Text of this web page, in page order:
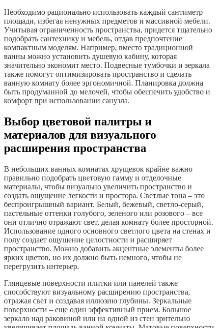
Необходимо рационально использовать каждый сантиметр
площади, избегая ненужных предметов и массивной мебели.
Учитывая ограниченность пространства, придется тщательно
подобрать сантехнику и мебель, отдав предпочтение
компактным моделям. Например, вместо традиционной
ванны можно установить душевую кабину, которая
значительно экономит место. Подвесные тумбочки и зеркала
также помогут оптимизировать пространство и сделать
ванную комнату более эргономичной. Планировка должна
быть продуманной до мелочей, чтобы обеспечить удобство и
комфорт при использовании санузла.
Выбор цветовой палитры и
материалов для визуального
расширения пространства
В небольших ванных комнатах хрущевок крайне важно
правильно подобрать цветовую гамму и отделочные
материалы, чтобы визуально увеличить пространство и
создать ощущение легкости и простора. Светлые тона – это
беспроигрышный вариант. Белый, бежевый, светло-серый,
пастельные оттенки голубого, зеленого или розового – все
они отлично отражают свет, делая комнату более просторной.
Использование одного основного светлого цвета на стенах и
полу создает ощущение целостности и расширяет
пространство. Можно добавить акцентные элементы более
ярких цветов, но их должно быть немного, чтобы не
перегрузить интерьер.
Глянцевые поверхности плитки или панелей также
способствуют визуальному расширению пространства,
отражая свет и создавая иллюзию глубины. Зеркальные
поверхности – еще один эффективный прием. Большое
зеркало над раковиной или на одной из стен зрительно